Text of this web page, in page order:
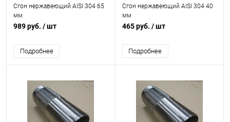
Сгон нержавеющий AISI 304 65
мм
989 руб. / шт
Подробнее
Сгон нержавеющий AISI 304 40
мм
465 руб. / шт
Подробнее